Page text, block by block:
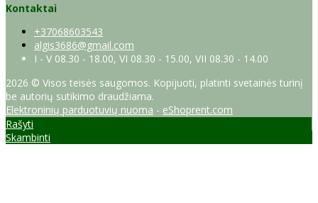
Kontaktai
+37068603543
algis3686@gmail.com
I - V 08.30 - 18.00, VI 08.30 - 15.00, VII 08.30 - 14.00
2026 © Visos teisės saugomos. Kopijuoti, platinti svetainės turinį
be autorių sutikimo draudžiama.
Elektroninių parduotuvių nuoma - eShoprent.com
Rašyti
Skambinti